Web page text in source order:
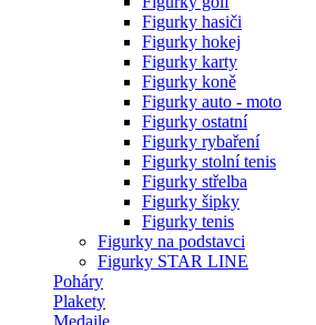
Figurky hasiči
Figurky hokej
Figurky karty
Figurky koně
Figurky auto - moto
Figurky ostatní
Figurky rybaření
Figurky stolní tenis
Figurky střelba
Figurky šipky
Figurky tenis
Figurky na podstavci
Figurky STAR LINE
Poháry
Plakety
Medaile